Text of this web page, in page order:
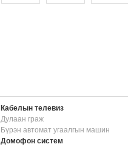
Кабелын телевиз
Дулаан граж
Бүрэн автомат угаалгын машин
Домофон систем